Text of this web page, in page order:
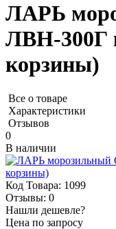
ЛАРЬ
ЛВН-300Г
корзины)
Все о товаре
Характеристики
Отзывов
0
В наличии
Код Товара: 1099
Отзывы: 0
Нашли дешевле?
Цена по запросу